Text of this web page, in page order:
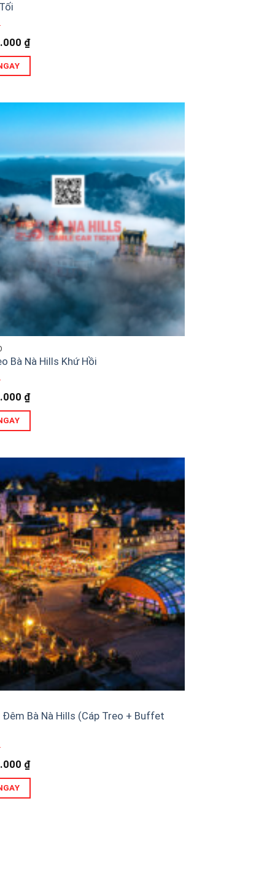
₫
Bà Nà Hills Khứ Hồi
₫
wishlist
Bà Nà Hills (Cáp Treo + Buffet
₫